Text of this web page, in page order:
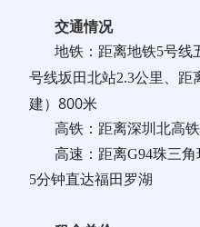
交通情况
地铁：距离地铁5号线
号线坂田北站2.3公里、 距
建）800米
高铁：距离深圳北高
高速：距离G94珠三
5分钟直达福田罗湖